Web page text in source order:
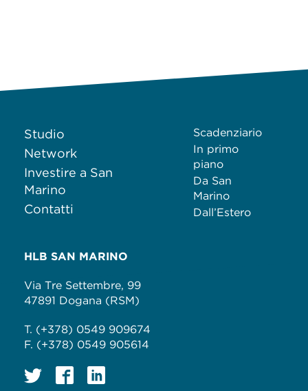
Studio
Network
Investire a San
Marino
Contatti
Scadenziario
In primo
piano
Da San
Marino
Dall’Estero
HLB SAN MARINO
Via Tre Settembre, 99
47891 Dogana (RSM)
T. (+378) 0549 909674
F. (+378) 0549 905614